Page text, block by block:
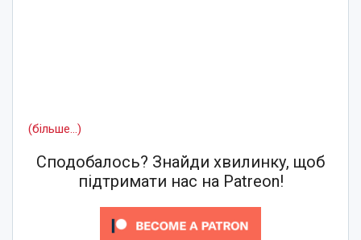
(більше…)
Сподобалось? Знайди хвилинку, щоб
підтримати нас на Patreon!